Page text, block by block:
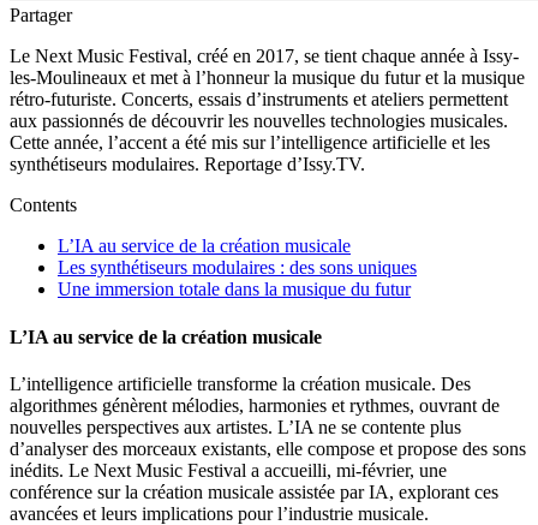
Partager
Le Next Music Festival, créé en 2017, se tient chaque année à Issy-
les-Moulineaux et met à l’honneur la musique du futur et la musique
rétro-futuriste. Concerts, essais d’instruments et ateliers permettent
aux passionnés de découvrir les nouvelles technologies musicales.
Cette année, l’accent a été mis sur l’intelligence artificielle et les
synthétiseurs modulaires. Reportage d’Issy.TV.
Contents
L’IA au service de la création musicale
Les synthétiseurs modulaires : des sons uniques
Une immersion totale dans la musique du futur
L’IA au service de la création musicale
L’intelligence artificielle transforme la création musicale. Des
algorithmes génèrent mélodies, harmonies et rythmes, ouvrant de
nouvelles perspectives aux artistes. L’IA ne se contente plus
d’analyser des morceaux existants, elle compose et propose des sons
inédits. Le Next Music Festival a accueilli, mi-février, une
conférence sur la création musicale assistée par IA, explorant ces
avancées et leurs implications pour l’industrie musicale.